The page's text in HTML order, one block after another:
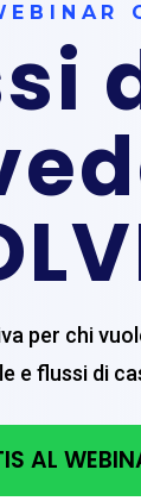
per chi
e flussi di
AL